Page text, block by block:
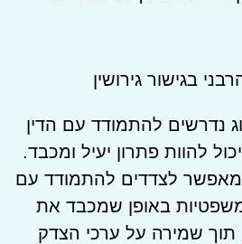
בגישור גירושין
נדרשים להתמודד עם הדין
להוות פתרון יעיל ומכבד.
מאפשר לצדדים להתמודד עם
באופן שמכבד את
תוך שמירה על ערכי הצדק